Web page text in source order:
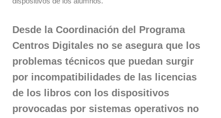
Desde la Coordinación del Programa
Centros Digitales no se asegura que los
problemas técnicos que puedan surgir
por incompatibilidades de las licencias
de los libros con los dispositivos
provocadas por sistemas operativos no